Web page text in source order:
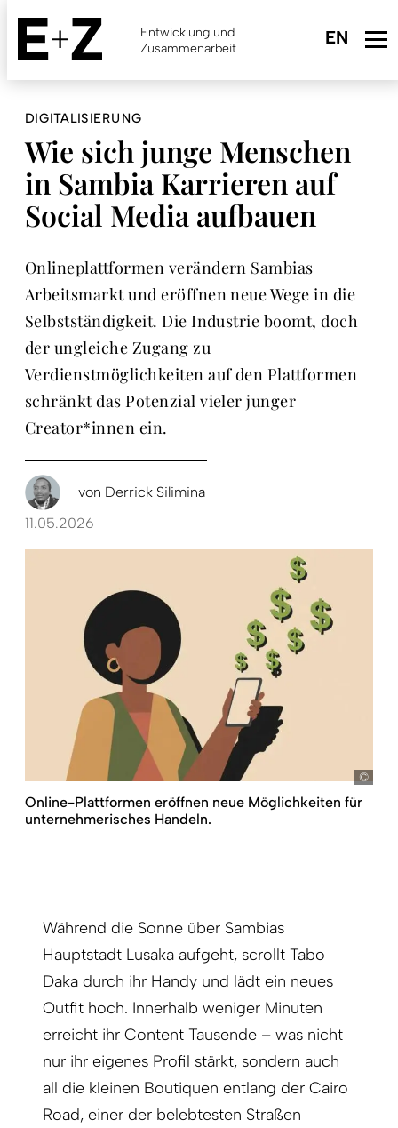
Skip
main
content
Entwicklung und
Zusammenarbeit
DIGITALISIERUNG
Wie sich junge Menschen
in Sambia Karrieren auf
Social Media aufbauen
Onlineplattformen verändern Sambias
Arbeitsmarkt und eröffnen neue Wege in die
Selbstständigkeit. Die Industrie boomt, doch
der ungleiche Zugang zu
Verdienstmöglichkeiten auf den Plattformen
schränkt das Potenzial vieler junger
Creator*innen ein.
von Derrick Silimina
11.05.2026
Online-Plattformen eröffnen neue Möglichkeiten für
unternehmerisches Handeln.
Während die Sonne über Sambias
Hauptstadt Lusaka aufgeht, scrollt Tabo
Daka durch ihr Handy und lädt ein neues
Outfit hoch. Innerhalb weniger Minuten
erreicht ihr Content Tausende – was nicht
nur ihr eigenes Profil stärkt, sondern auch
all die kleinen Boutiquen entlang der Cairo
Road, einer der belebtesten Straßen